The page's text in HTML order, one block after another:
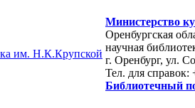
Министерство
Оренбургская
научная
г. Оренбург, ул.
Тел. для
Библиотечный